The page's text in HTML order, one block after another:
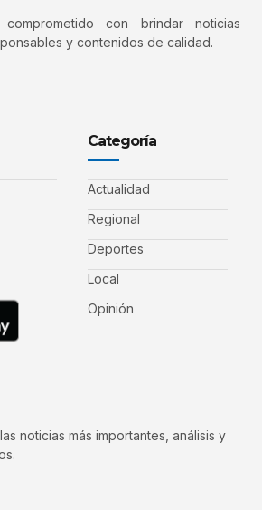
con brindar noticias
y contenidos de calidad.
Categoría
Actualidad
Regional
Deportes
Local
Opinión
noticias más importantes, análisis y